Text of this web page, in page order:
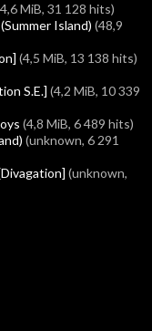
MiB, 31 128 hits)
Island) (48,9
(4,5 MiB, 13 138 hits)
S.E.] (4,2 MiB, 10 339
(4,8 MiB, 6 489 hits)
(unknown, 6 291
(unknown,